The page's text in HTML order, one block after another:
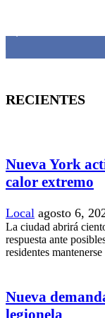
RECIENTES
Nueva York
calor extremo
Local agosto 6,
La ciudad abrirá
respuesta ante
residentes
Nueva